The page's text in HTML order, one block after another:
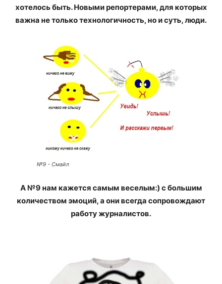
хотелось быть. Новыми репортерами, для которых
важна не только технологичность, но и суть, люди.
№9 - Смайл
А №9 нам кажется самым веселым:) с большим
количеством эмоций, а они всегда сопровождают
работу журналистов.